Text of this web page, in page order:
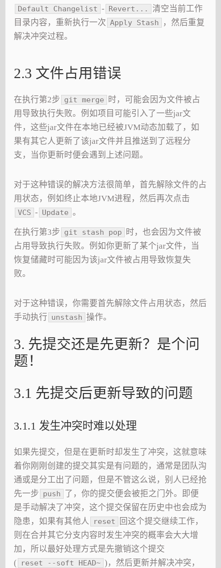
Default Changelist - Revert...
清空当前工作
目录内容，重新执行一次 Apply Stash
，然后重复
解决冲突过程。
2.3 文件占用错误
在执行第2步 git merge 时，可能会因为文件被占
用导致执行失败。例如项目可能引入了一些jar文
件，这些jar文件在本地已经被JVM动态加载了，如
果有其它人更新了该jar文件并且推送到了远程分
支，当你更新时便会遇到上述问题。
对于这种错误的解决方法很简单，首先解除文件的占
用状态，例如终止本地JVM进程，然后再次点击
VCS - Update 。
在执行第3步 git stash pop
时，也会因为文件被
占用导致执行失败。例如你更新了某个jar文件，当
恢复储藏时可能因为该jar文件被占用导致恢复失
败。
对于这种错误，你需要首先解除文件占用状态，然后
手动执行 unstash 操作。
3. 先提交还是先更新？是个问
题！
3.1 先提交后更新导致的问题
3.1.1 发生冲突时难以处理
如果先提交，但是在更新时却发生了冲突，这就意味
着你刚刚创建的提交其实是有问题的，通常是团队沟
通或是分工出了问题，但是不管这么说，别人已经抢
先一步 push 了，你的提交便会被拒之门外。即便
是手动解决了冲突，这个提交保留在历史中也会成为
隐患，如果有其他人
reset
回这个提交继续工作，
则在合并其它分支内容时发生冲突的概率会大大增
加，所以最好处理方式是先撤销这个提交
(
reset --soft HEAD~ )，然后更新并解决冲突，